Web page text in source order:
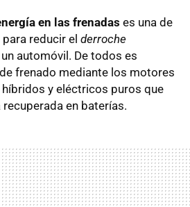
en las frenadas es una de
reducir el derroche
automóvil. De todos es
frenado mediante los motores
y eléctricos puros que
en baterías.